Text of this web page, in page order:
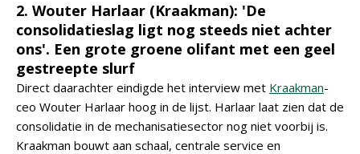
2. Wouter Harlaar (Kraakman): 'De
consolidatieslag ligt nog steeds niet achter
ons'. Een grote groene olifant met een geel
gestreepte slurf
Direct daarachter eindigde het interview met Kraakman-
ceo Wouter Harlaar hoog in de lijst. Harlaar laat zien dat de
consolidatie in de mechanisatiesector nog niet voorbij is.
Kraakman bouwt aan schaal, centrale service en